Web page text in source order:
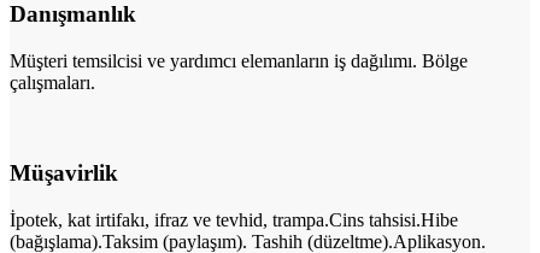
Danışmanlık
Müşteri temsilcisi ve yardımcı elemanların iş dağılımı. Bölge
çalışmaları.
Müşavirlik
İpotek, kat irtifakı, ifraz ve tevhid, trampa.Cins tahsisi.Hibe
(bağışlama).Taksim (paylaşım). Tashih (düzeltme).Aplikasyon.